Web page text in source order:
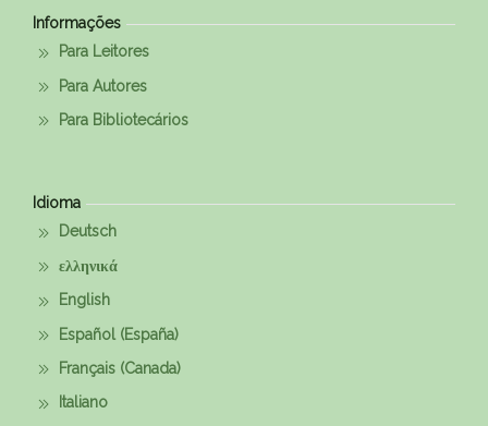
Informações
Para Leitores
Para Autores
Para Bibliotecários
Idioma
Deutsch
ελληνικά
English
Español (España)
Français (Canada)
Italiano